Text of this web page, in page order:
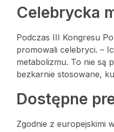
Celebrycka
Podczas III Kongresu
promowali celebryci. –
metabolizmu. To nie są
bezkarnie stosowane,
Dostępne
Zgodnie z europejskimi